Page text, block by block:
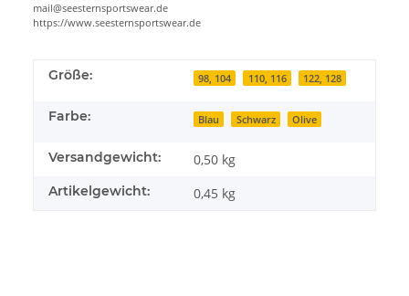
mail@seesternsportswear.de
https://www.seesternsportswear.de
Größe: 98, 104 110, 116 122, 128
Farbe: Blau Schwarz Olive
Versandgewicht: 0,50 kg
Artikelgewicht: 0,45 kg